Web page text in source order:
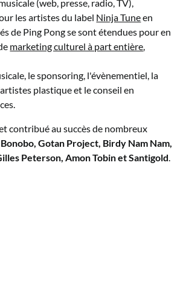
(web, presse, radio, TV),
les artistes du label Ninja Tuneen
de Ping Pong se sont étendues pour en
marketing culturel à part entière
le sponsoring, l'évènementiel, la
plastique et le conseil en
contribué au succès de nombreux
Bonobo, Gotan Project, Birdy Nam Nam,
Peterson, Amon Tobin et Santigold